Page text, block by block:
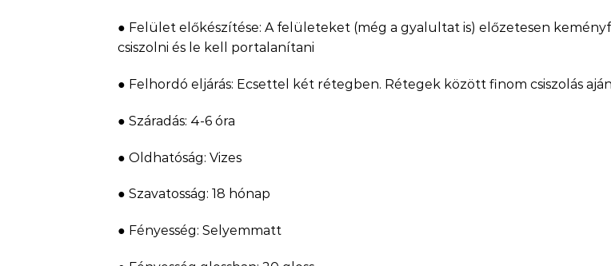
● Felület előkészítése: A felületeket (még a gyalultat is) előzetesen
csiszolni és le kell portalanítani
● Felhordó eljárás: Ecsettel két rétegben. Rétegek között finom csiszolás
● Száradás: 4-6 óra
● Oldhatóság: Vizes
● Szavatosság: 18 hónap
● Fényesség: Selyemmatt